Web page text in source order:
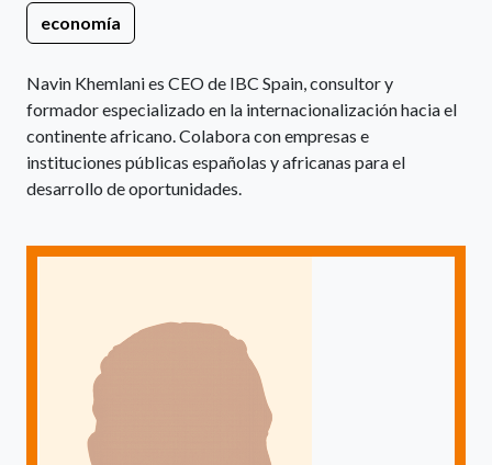
economía
Navin Khemlani es CEO de IBC Spain, consultor y
formador especializado en la internacionalización hacia el
continente africano. Colabora con empresas e
instituciones públicas españolas y africanas para el
desarrollo de oportunidades.